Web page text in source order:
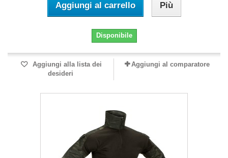
Aggiungi al carrello Più
Disponibile
Aggiungi alla lista dei
desideri
Aggiungi al comparatore